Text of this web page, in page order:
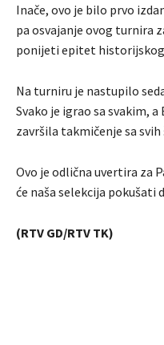
Inače, ovo je bilo prvo
pa osvajanje ovog turnira
ponijeti epitet
Na turniru je nastupilo
Svako je igrao sa svakim,
završila takmičenje sa svih
Ovo je odlična uvertira za
će naša selekcija pokušati
(RTV GD/RTV TK)